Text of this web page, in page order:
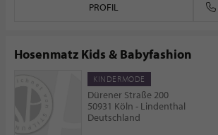
PROFIL
Hosenmatz Kids & Babyfashion
KINDERMODE
Dürener Straße 200
50931 Köln - Lindenthal
Deutschland